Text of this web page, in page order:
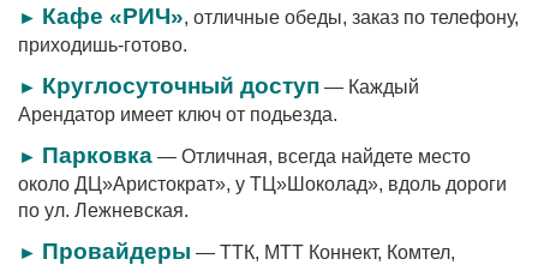
► Кафе «РИЧ», отличные обеды, заказ по телефону,
приходишь-готово.
► Круглосуточный доступ — Каждый
Арендатор имеет ключ от подьезда.
► Парковка — Отличная, всегда найдете место
около ДЦ»Аристократ», у ТЦ»Шоколад», вдоль дороги
по ул. Лежневская.
► Провайдеры — ТТК, МТТ Коннект, Комтел,